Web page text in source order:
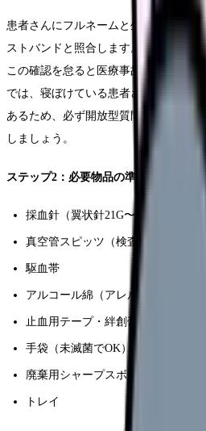
患者さんにフルネームと生年月日を名
ストバンドと照合します。似た名前の
この確認を怠ると医療事故に直結しま
では、寝ぼけている患者さんが「はい
あるため、必ず開放型質問（「お名前
しましょう。
ステップ2：必要物品の準備
採血針（翼状針21G〜23G、または
真空管スピッツ（検査項目に応じた
駆血帯
アルコール綿（アレルギーの場合
止血用テープ・絆創膏
手袋（未滅菌でOK）
廃棄用シャープスボックス
トレイ